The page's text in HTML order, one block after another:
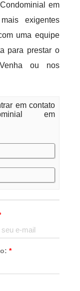
em
exigentes
uma equipe
para prestar o
ou nos
em contato
em
*